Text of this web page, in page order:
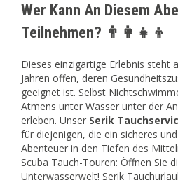
Wer Kann An Diesem
Teilnehmen? 👨‍👩‍👧‍👦
Dieses einzigartige Erlebnis steht
Jahren offen, deren
geeignet ist. Selbst
Atmens unter Wasser unter der
erleben. Unser Serik
für diejenigen, die ein sicheres
Abenteuer in den Tiefen des
Scuba Tauch-Touren: Öffnen Sie
Unterwasserwelt! Serik